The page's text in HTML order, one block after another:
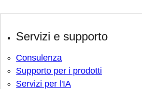
Servizi e supporto
Consulenza
Supporto per i prodotti
Servizi per l'IA